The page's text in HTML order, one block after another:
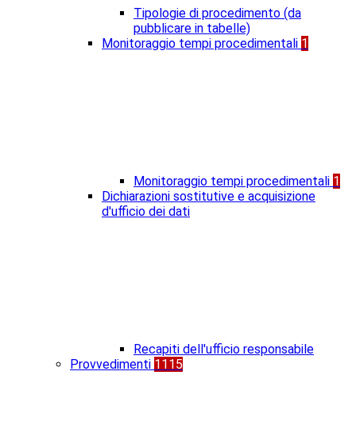
Tipologie di procedimento (da
pubblicare in tabelle)
Monitoraggio tempi procedimentali 1
Monitoraggio tempi procedimentali 1
Dichiarazioni sostitutive e acquisizione
d'ufficio dei dati
Recapiti dell'ufficio responsabile
Provvedimenti 1115